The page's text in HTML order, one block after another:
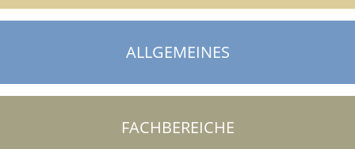
ALLGEMEINES
FACHBEREICHE